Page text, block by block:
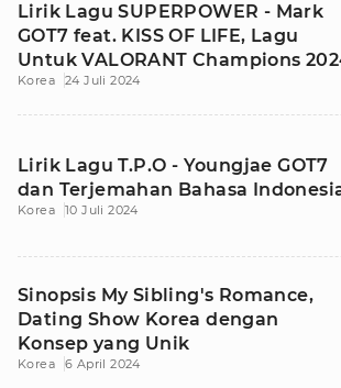
Lirik Lagu SUPERPOWER - Mark
GOT7 feat. KISS OF LIFE, Lagu
Untuk VALORANT Champions
Korea 24 Juli 2024
Lirik Lagu T.P.O - Youngjae GOT7
dan Terjemahan Bahasa
Korea 10 Juli 2024
Sinopsis My Sibling's Romance,
Dating Show Korea dengan
Konsep yang Unik
Korea 6 April 2024